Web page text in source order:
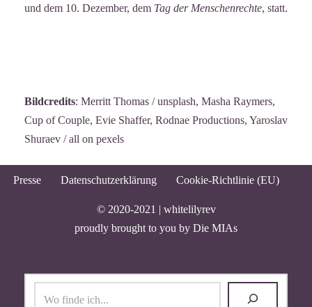
und dem 10. Dezember, dem Tag der Menschenrechte, statt.
Bildcredits: Merritt Thomas / unsplash, Masha Raymers,
Cup of Couple, Evie Shaffer, Rodnae Productions, Yaroslav
Shuraev / all on pexels
Presse Datenschutzerklärung Cookie-Richtlinie (EU)
© 2020-2021 | whitelilyrev
proudly brought to you by Die MIAs